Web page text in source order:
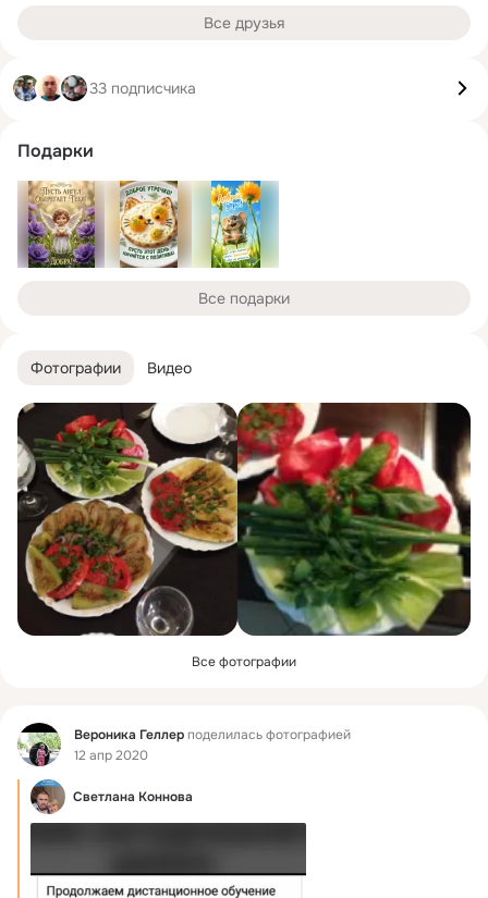
Фотографии Видео
Все фотографии
Фид Вероника Геллерподелилась фотографией
12 апр 2020
Светлана Коннова
Все друзья
33 подписчика
Подарки
Все подарки